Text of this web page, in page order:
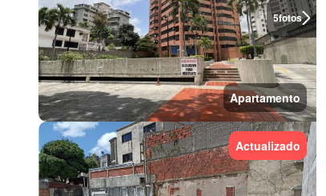
5fotos
Apartamento
Actualizado